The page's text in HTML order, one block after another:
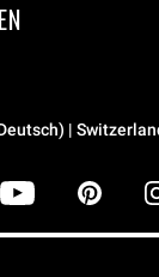
|